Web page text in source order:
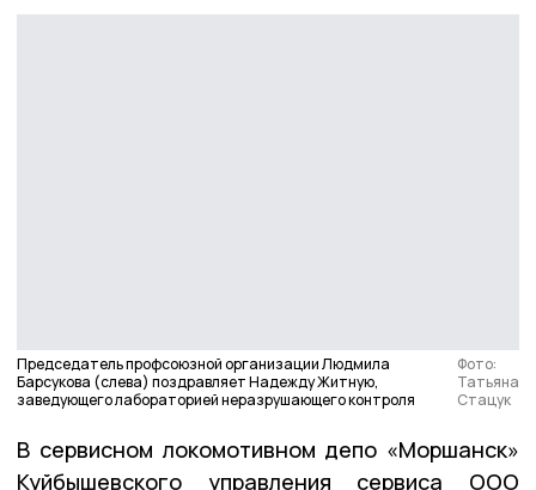
Председатель профсоюзной организации Людмила
Барсукова (слева) поздравляет Надежду Житную,
заведующего лабораторией неразрушающего контроля
Фото:
Татьяна
Стацук
В сервисном локомотивном депо «Моршанск»
Куйбышевского управления сервиса ООО